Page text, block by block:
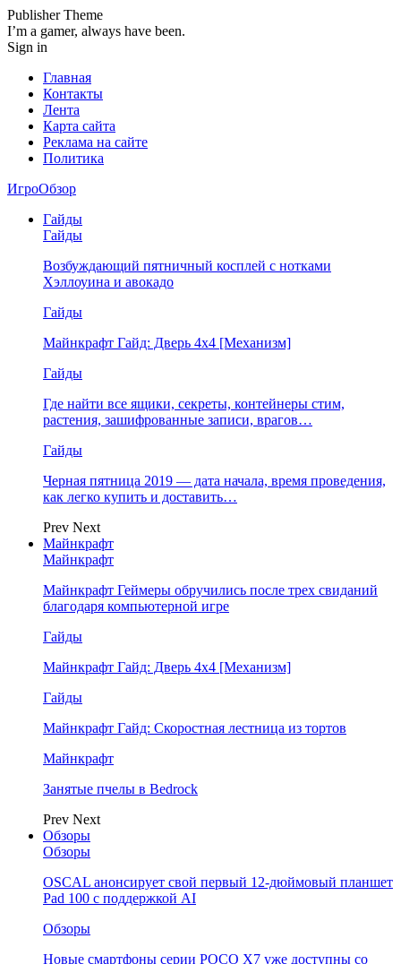
Publisher Theme
I’m a gamer, always have been.
Sign in
Главная
Контакты
Лента
Карта сайта
Реклама на сайте
Политика
ИгроОбзор
Гайды
Гайды
Возбуждающий пятничный косплей с нотками
Хэллоуина и авокадо
Гайды
Майнкрафт Гайд: Дверь 4х4 [Механизм]
Гайды
Где найти все ящики, секреты, контейнеры стим,
растения, зашифрованные записи, врагов…
Гайды
Черная пятница 2019 — дата начала, время проведения,
как легко купить и доставить…
Prev Next
Майнкрафт
Майнкрафт
Майнкрафт Геймеры обручились после трех свиданий
благодаря компьютерной игре
Гайды
Майнкрафт Гайд: Дверь 4х4 [Механизм]
Гайды
Майнкрафт Гайд: Скоростная лестница из тортов
Майнкрафт
Занятые пчелы в Bedrock
Prev Next
Обзоры
Обзоры
OSCAL анонсирует свой первый 12-дюймовый планшет
Pad 100 с поддержкой AI
Обзоры
Новые смартфоны серии POCO X7 уже доступны со